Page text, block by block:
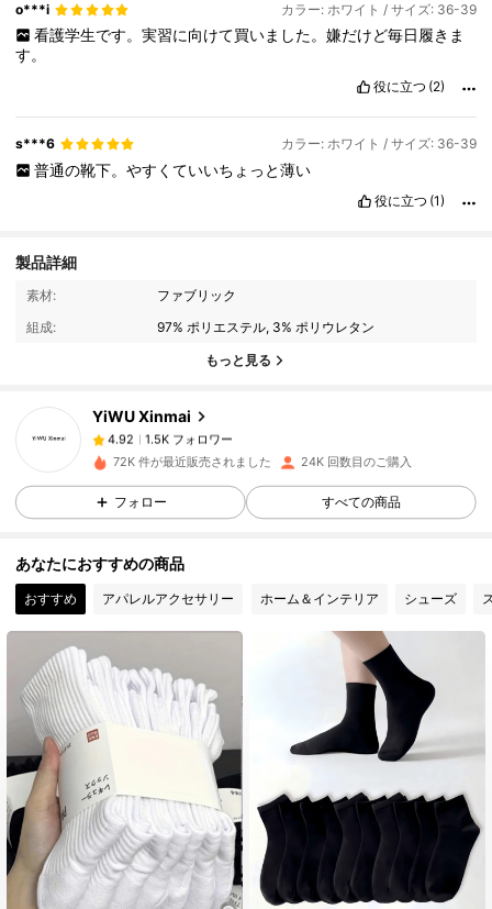
o***i カラー: ホワイト / サイズ: 36-39
看護学生です。実習に向けて買いました。嫌だけど毎日履きま
す。
役に立つ (2)
s***6 カラー: ホワイト / サイズ: 36-39
普通の靴下。やすくていいちょっと薄い
役に立つ (1)
製品詳細
素材:
ファブリック
組成:
97% ポリエステル, 3% ポリウレタン
もっと見る
YiWU Xinmai
4.92
1.5K フォロワー
h***4は1日前に購入しました
4.92
4.92 1.5K フォロワー
4.92 1.5K フォロワー
4.92 1.5K フォロワー
4.92 1.5K フォロワー
72K 件が最近販売されました 24K 回数目のご購入
フォロー すべての商品
あなたにおすすめの商品
おすすめ アパレルアクセサリー ホーム＆インテリア シューズ